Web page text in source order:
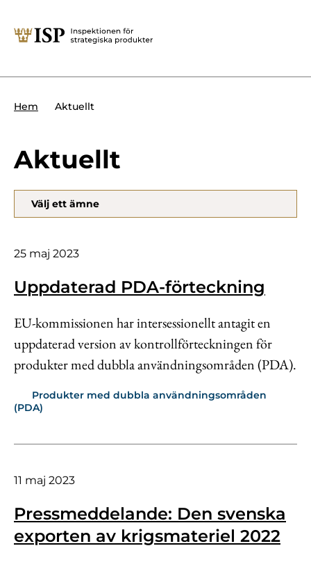
Söktips:
Regelverk
Krigsmateriel
användningsområden
Internationella sanktioner
Om ISP
Kontakt
Lediga jobb
Hem Aktuellt
Aktuellt
Välj ett ämne
25 maj 2023
Uppdaterad PDA-förteckning
EU-kommissionen har intersessionellt antagit en
uppdaterad version av kontrollförteckningen för
produkter med dubbla användningsområden (PDA).
Produkter med dubbla användningsområden
(PDA)
11 maj 2023
Pressmeddelande: Den svenska
exporten av krigsmateriel 2022